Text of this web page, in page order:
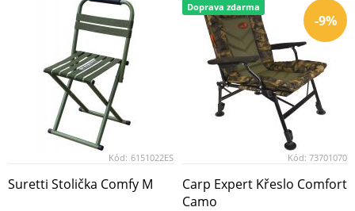
Kód: 6151022ES
Suretti Stolička Comfy M
-9%
Doprava zdarma
Kód: 73701070
Carp Expert Křeslo Comfort
Camo